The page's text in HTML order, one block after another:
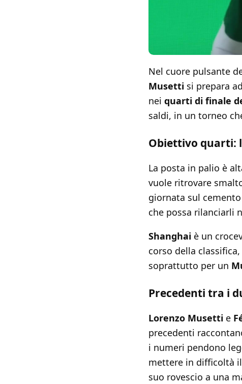
Nel cuore pulsante
Musetti si prepara
nei quarti di finale
saldi, in un torneo
Obiettivo quarti:
La posta in palio è
vuole ritrovare
giornata sul
che possa rilanciarli
Shanghai è un
corso della
soprattutto per un
Precedenti tra i
Lorenzo Musetti e
precedenti
i numeri pendono
mettere in difficoltà
suo rovescio a una